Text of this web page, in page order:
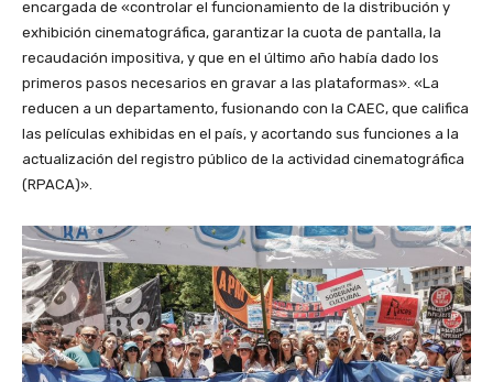
encargada de «controlar el funcionamiento de la distribución y
exhibición cinematográfica, garantizar la cuota de pantalla, la
recaudación impositiva, y que en el último año había dado los
primeros pasos necesarios en gravar a las plataformas». «La
reducen a un departamento, fusionando con la CAEC, que califica
las películas exhibidas en el país, y acortando sus funciones a la
actualización del registro público de la actividad cinematográfica
(RPACA)».